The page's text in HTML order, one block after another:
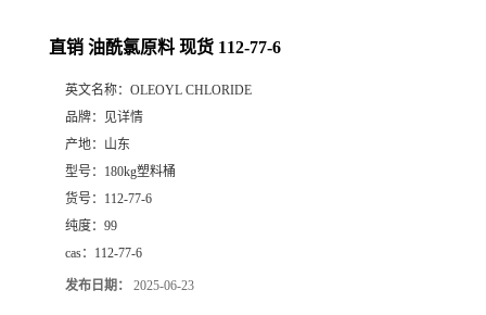
直销 油酰氯原料 现货 112-77-6
英文名称： OLEOYL CHLORIDE
品牌：
见详情
产地： 山东
型号： 180kg塑料桶
货号： 112-77-6
纯度： 99
cas： 112-77-6
发布日期： 2025-06-23